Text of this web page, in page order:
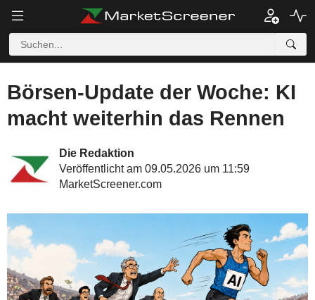
Börsen-Update der Woche: KI
macht weiterhin das Rennen
Die Redaktion
Veröffentlicht am 09.05.2026 um 11:59
MarketScreener.com